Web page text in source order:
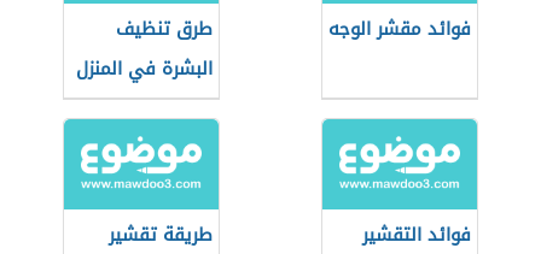
فوائد مقشر الوجه
طرق تنظيف
البشرة في المنزل
فوائد التقشير
طريقة تقشير